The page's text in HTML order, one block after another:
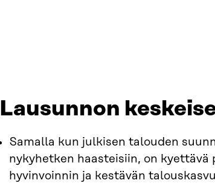
Lausunnon k
Samalla kun julkisen talouden
nykyhetken haasteisiin, on
hyvinvoinnin ja kestävän